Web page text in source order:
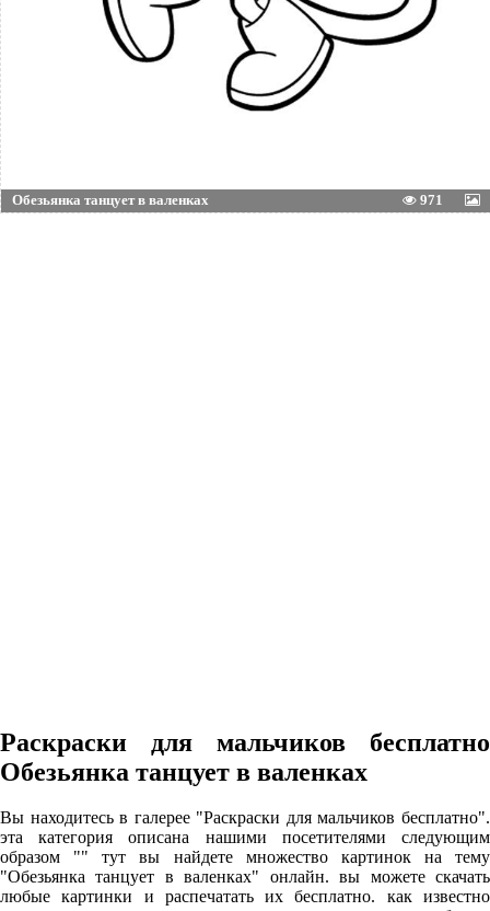
Обезьянка танцует в валенках 971
Раскраски для мальчиков бесплатно
Обезьянка танцует в валенках
Вы находитесь в галерее "Раскраски для мальчиков бесплатно".
эта категория описана нашими посетителями следующим
образом "" тут вы найдете множество картинок на тему
"Обезьянка танцует в валенках" онлайн. вы можете скачать
любые картинки и распечатать их бесплатно. как известно